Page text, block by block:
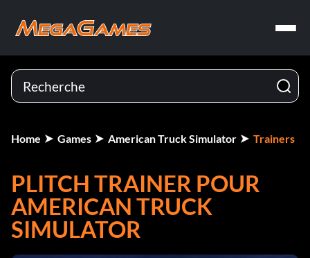
Home Games American Truck Simulator Trainers
PLITCH TRAINER POUR
AMERICAN TRUCK
SIMULATOR